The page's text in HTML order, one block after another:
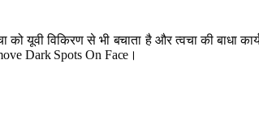
विकिरण से भी बचाता है और त्वचा की बाधा
Dark Spots On Face।